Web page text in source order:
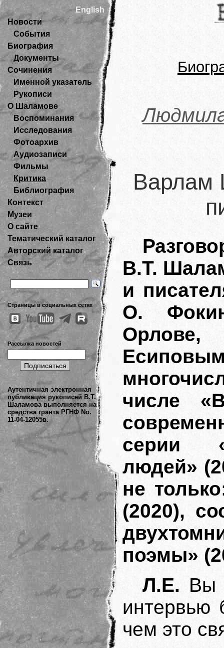
English
Новости
События
Биография
Документы
Сочинения
Именной указатель
Рукописи
О Шаламове
Воспоминания
Исследования
Фотоархив
Аудиозаписи
Фильмы
Критика
Библиография
Контекст
Музеи
О сайте
Тематический каталог
Авторский каталог
Связь
Страницы в социальных сетях
Рассылка новостей
Аутентичная электронная
публикация рукописей В.Т.
Шаламова выполняется на
средства гранта РГНФ No.
11-04-12055в.
Варлам
В.Т.
и
О.
числе
серии
людей»
не
(2020),
поэмы»
Л.Е. Вы
интервью
чем это